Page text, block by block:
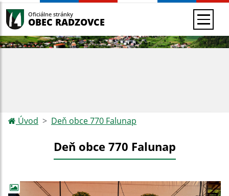
Oficiálne stránky
OBEC RADZOVCE
Úvod Deň obce 770 Falunap
Deň obce 770 Falunap